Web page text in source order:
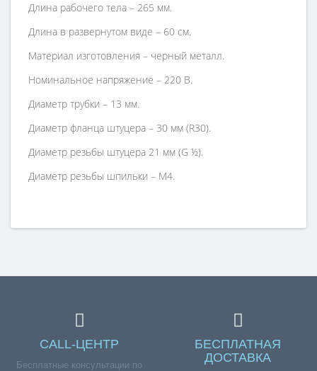
Длина рабочего тела – 265 мм.
Длина в развернутом виде – 60 см.
Материал изготовления – черный металл.
Номинальное напряжение – 220 В.
Диаметр трубки – 13 мм.
Диаметр фланца штуцера – 30 мм (R30).
Диаметр резьбы штуцера 21 мм (G ½).
Диаметр резьбы шпильки – М4.
CALL-ЦЕНТР
Бесплатные консультации по
БЕСПЛАТНАЯ
ДОСТАВКА